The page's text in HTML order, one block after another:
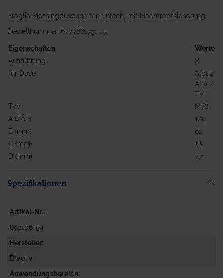
Braglia Messingdüsenhalter einfach, mit Nachtropfsicherung
Bestellnummer: 6707661731 15
Eigenschaften
Werte
Ausführung
B
für Düse
Albuz
ATR /
TVI
Typ
M76
A (Zoll)
1/4
B (mm)
62
C (mm)
38
D (mm)
77
Spezifikationen
Artikel-Nr.
862106-54
Hersteller
Braglia
Anwendungsbereich